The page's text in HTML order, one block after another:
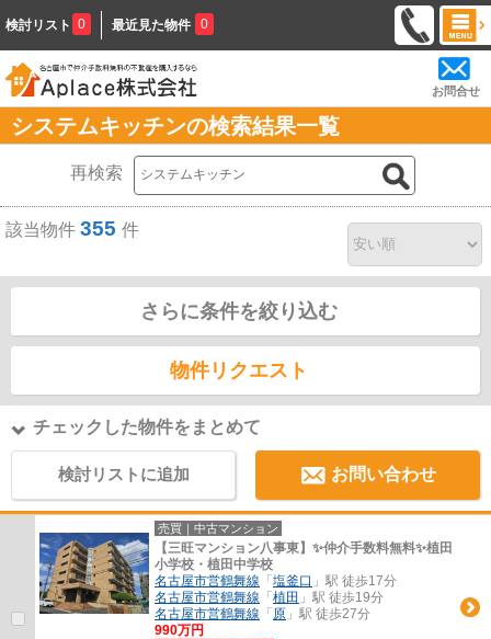
検討リスト 0 最近見た物件 0
お問合せ
システムキッチンの検索結果一覧
再検索
該当物件 355 件
さらに条件を絞り込む
物件リクエスト
チェックした物件をまとめて
検討リストに追加 お問い合わせ
売買｜中古マンション
【三旺マンション八事東】✨️仲介手数料無料✨️植田
小学校・植田中学校
名古屋市営鶴舞線 「 塩釜口 」駅 徒歩17分
名古屋市営鶴舞線 「 植田 」駅 徒歩19分
名古屋市営鶴舞線 「 原 」駅 徒歩27分
990万円